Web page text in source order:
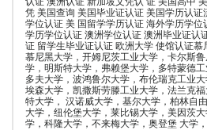
凭 美国查询 美国毕业证认证 美国学历认
学位认证 美 国留学学历认证 海外学历学位
学历学位认证 澳洲学位认证 澳洲毕业证认
证 留学生毕业证认证 欧洲大学 使馆认证慕
慕尼黑大学，开姆尼茨工业大学，卡尔斯
学，明斯特大学，弗赖堡大学，多特蒙德
多夫大学，波鸿鲁尔大学，布伦瑞克工业
埃森大学，凯撒斯劳滕工业大学，法兰克
特大学， 汉诺威大学，基尔大学，柏林自
大学，纽伦堡大学，莱比锡大学，美因茨
学，科隆大学，不来梅大学，奥登堡 大学